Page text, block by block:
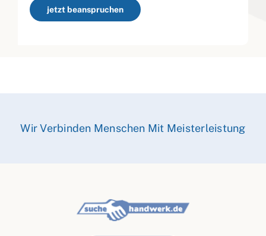
jetzt beanspruchen
Wir Verbinden Menschen Mit Meisterleistung